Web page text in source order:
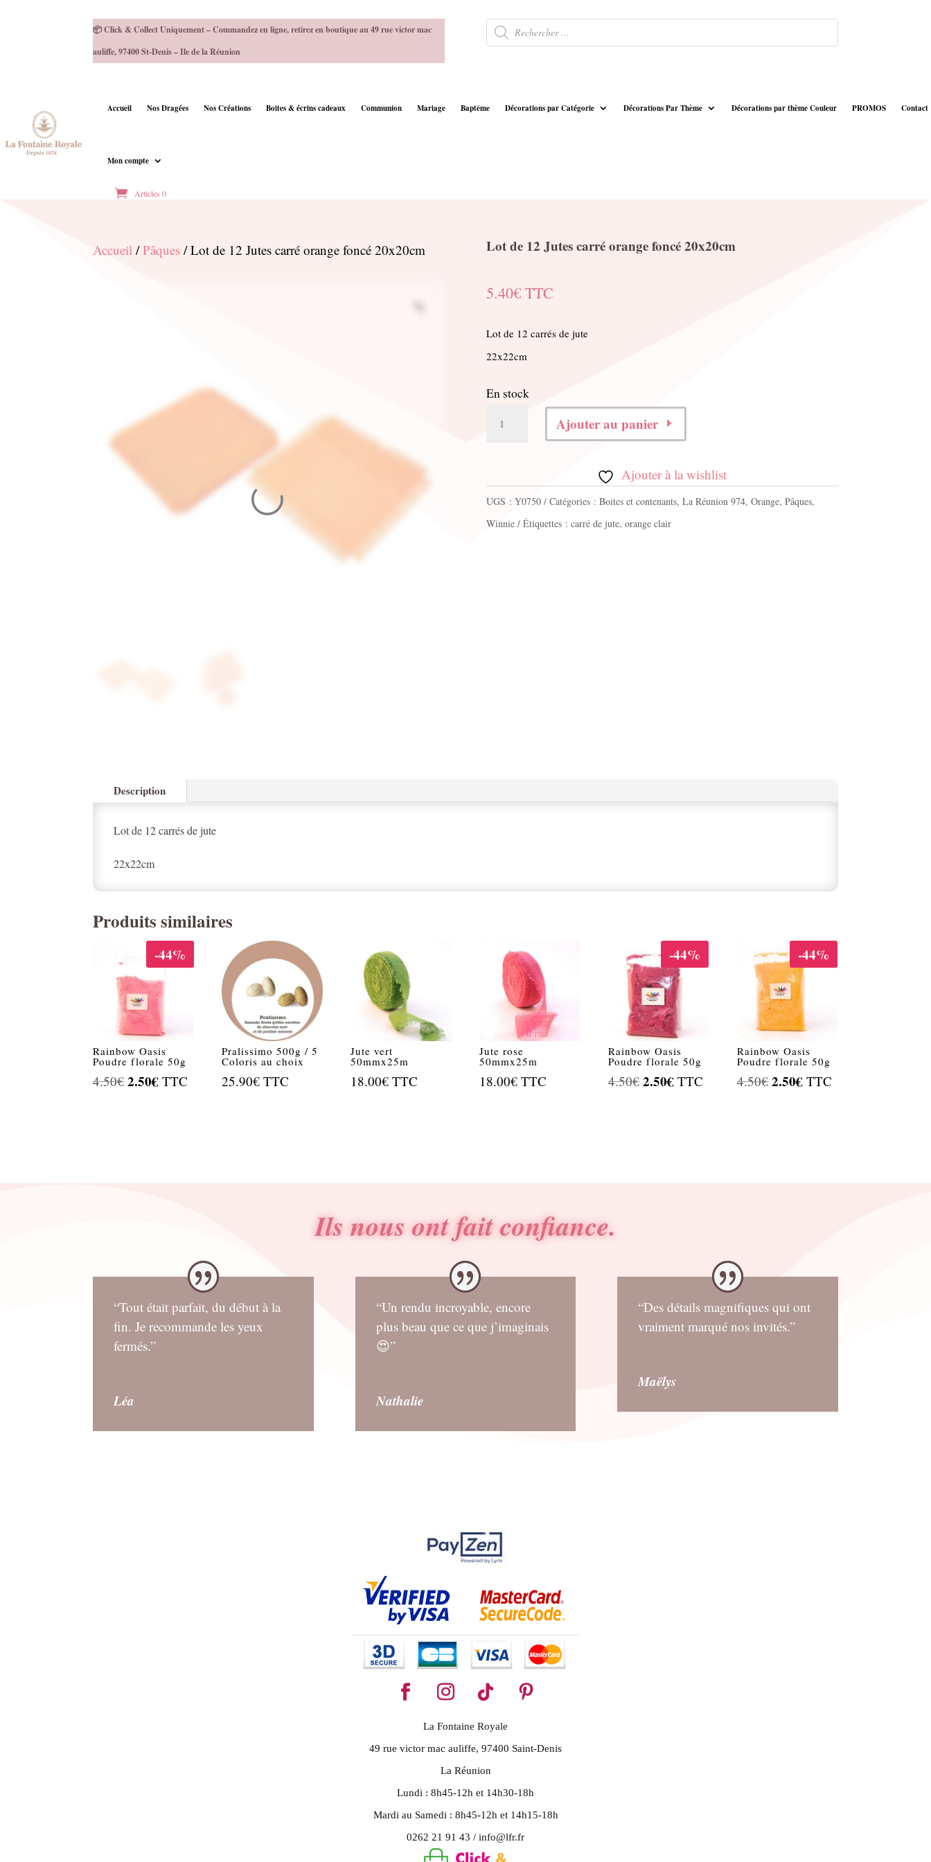
📦 Click & Collect Uniquement – Commandez en ligne, retirez en boutique au 49 rue victor mac
auliffe, 97400 St-Denis – Ile de la Réunion
Recherche
de
produits
Accueil Nos Dragées Nos Créations Boites & écrins cadeaux Communion Mariage Baptême Décorations par Catégorie Décorations Par Thème Décorations par thème Couleur PROMOS Contact
Mon compte
Articles 0
Accueil /Pâques / Lot de 12 Jutes carré orange foncé 20x20cm Lot de 12 Jutes carré orange foncé 20x20cm
5.40€ TTC
Lot de 12 carrés de jute
22x22cm
En stock
de
12
Jutes
Ajouter au panier
Ajouter à la wishlist
UGS : Y0750 Catégories : Boites et contenants, La Réunion 974, Orange, Pâques,
Winnie
Étiquettes : carré de jute, orange clair
Description
Lot de 12 carrés de jute
22x22cm
Produits similaires
-44%
Rainbow Oasis
Poudre florale 50g
4.50€Le
2.50€ Le
TTC
Pralissimo 500g / 5
Coloris au choix
25.90€ TTC
Jute vert
50mmx25m
18.00€ TTC
Jute rose
50mmx25m
18.00€ TTC
-44%
Rainbow Oasis
Poudre florale 50g
4.50€Le
2.50€ Le
TTC
-44%
Rainbow Oasis
Poudre florale 50g
4.50€Le
2.50€ Le
TTC
Ils nous ont fait confiance.
“Tout était parfait, du début à la
fin. Je recommande les yeux
fermés.”
Léa
“Un rendu incroyable, encore
plus beau que ce que j’imaginais
😍”
Nathalie
“Des détails magnifiques qui ont
vraiment marqué nos invités.”
Maëlys
La Fontaine Royale
49 rue victor mac auliffe, 97400 Saint-Denis
La Réunion
Lundi : 8h45-12h et 14h30-18h
Mardi au Samedi : 8h45-12h et 14h15-18h
0262 21 91 43 / info@lfr.fr